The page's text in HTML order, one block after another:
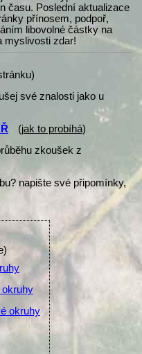
času. Poslední aktualizace
přínosem, podpoř,
libovolné částky na
myslivosti zdar!
své znalosti jako u
(jak to probíhá)
zkoušek z
napište své připomínky,
okruhy